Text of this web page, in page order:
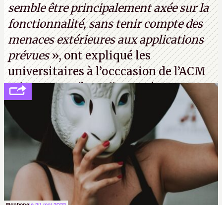
semble être principalement axée sur la
fonctionnalité, sans tenir compte des
menaces extérieures aux applications
prévues», ont expliqué les
universitaires à l’occcasion de l’ACM
WiSec 2022. (http://cpc.cx/AH432T1
(PDF) - Crédit photo : Pexels - Tyler
Lastovich)